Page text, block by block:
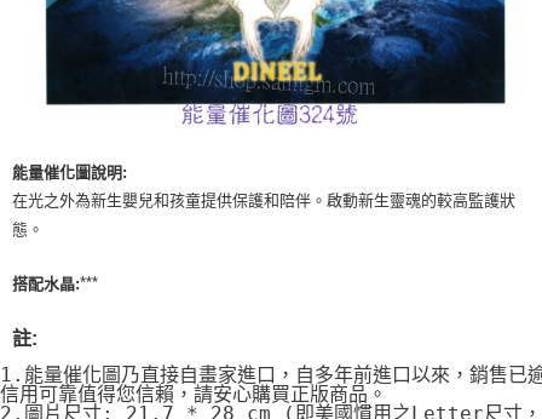
能量催化圖說明:
在光之外為新生嬰兒和孩童提供保護和陪伴。啟動新生靈魂的較高監護狀
態。
搭配水晶:***
註:
1.能量催化圖乃直接自畫家進口，自多年前進口以來，銷售已
信用可靠值得您信賴，請安心購買正版商品。
2.圖片尺寸: 21.7 * 28 cm (即美國慣用之Letter尺寸，